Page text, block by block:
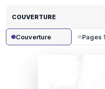
COUVERTURE
Couverture Pages